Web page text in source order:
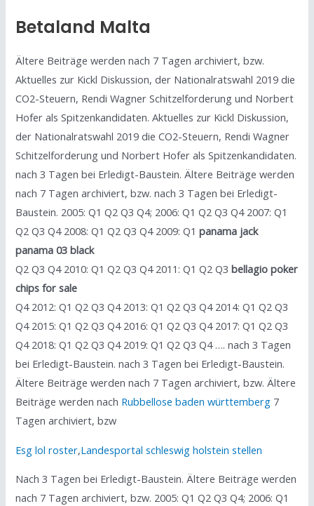
Betaland Malta
Ältere Beiträge werden nach 7 Tagen archiviert, bzw.
Aktuelles zur Kickl Diskussion, der Nationalratswahl 2019 die
CO2-Steuern, Rendi Wagner Schitzelforderung und Norbert
Hofer als Spitzenkandidaten. Aktuelles zur Kickl Diskussion,
der Nationalratswahl 2019 die CO2-Steuern, Rendi Wagner
Schitzelforderung und Norbert Hofer als Spitzenkandidaten.
nach 3 Tagen bei Erledigt-Baustein. Ältere Beiträge werden
nach 7 Tagen archiviert, bzw. nach 3 Tagen bei Erledigt-
Baustein. 2005: Q1 Q2 Q3 Q4; 2006: Q1 Q2 Q3 Q4 2007: Q1
Q2 Q3 Q4 2008: Q1 Q2 Q3 Q4 2009: Q1panama jack
panama 03 black
Q2 Q3 Q4 2010: Q1 Q2 Q3 Q4 2011: Q1 Q2 Q3bellagio poker
chips for sale
Q4 2012: Q1 Q2 Q3 Q4 2013: Q1 Q2 Q3 Q4 2014: Q1 Q2 Q3
Q4 2015: Q1 Q2 Q3 Q4 2016: Q1 Q2 Q3 Q4 2017: Q1 Q2 Q3
Q4 2018: Q1 Q2 Q3 Q4 2019: Q1 Q2 Q3 Q4 …. nach 3 Tagen
bei Erledigt-Baustein. nach 3 Tagen bei Erledigt-Baustein.
Ältere Beiträge werden nach 7 Tagen archiviert, bzw. Ältere
Beiträge werden nach Rubbellose baden württemberg 7
Tagen archiviert, bzw
Esg lol roster,Landesportal schleswig holstein stellen
Nach 3 Tagen bei Erledigt-Baustein. Ältere Beiträge werden
nach 7 Tagen archiviert, bzw. 2005: Q1 Q2 Q3 Q4; 2006: Q1